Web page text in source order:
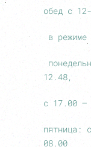
обед с
в режиме
12.48,
с 17.00 –
пятница:
08.00